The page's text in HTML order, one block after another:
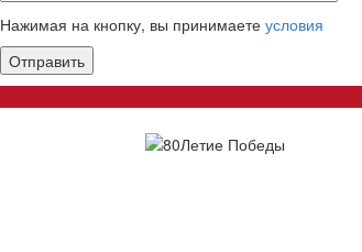
Нажимая на кнопку, вы принимаете условия